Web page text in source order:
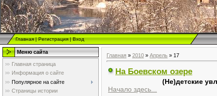
Главная|Регистрация|Вход
Меню сайта
Главная страница
Информация о сайте
Популярное на сайте
Страницы истории
Главная » 2010 » Апрель » 17
На Боевском озере
(Не)детские
Начало здесь...